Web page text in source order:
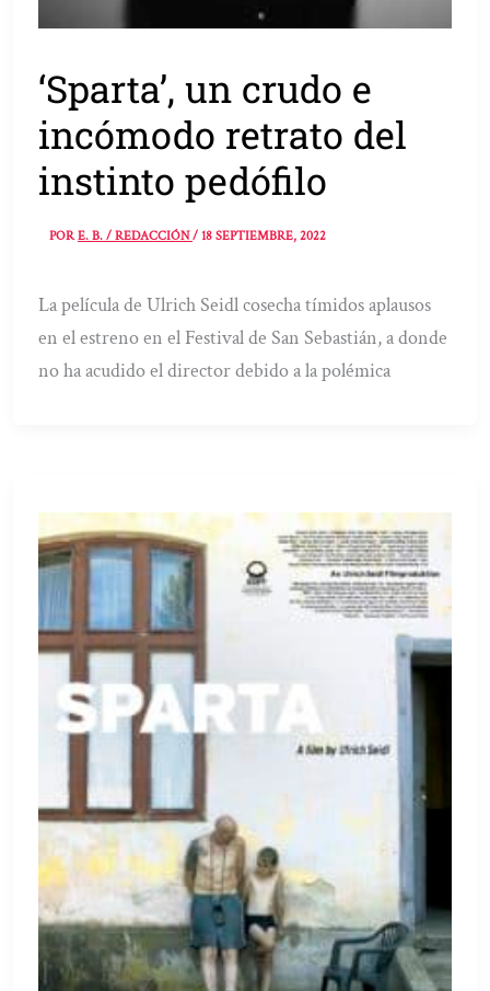
‘Sparta’, un crudo e
incómodo retrato del
instinto pedófilo
PORE. B. / REDACCIÓN/18 SEPTIEMBRE, 2022
La película de Ulrich Seidl cosecha tímidos aplausos
en el estreno en el Festival de San Sebastián, a donde
no ha acudido el director debido a la polémica